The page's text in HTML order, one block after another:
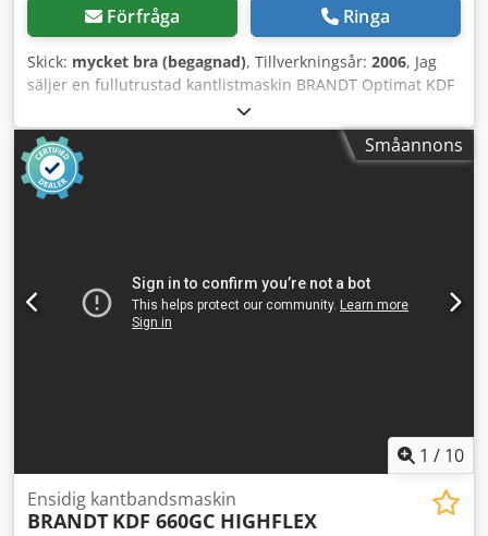
Förfråga Ringa
Skick: mycket bra (begagnad), Tillverkningsår: 2006, Jag
säljer en fullutrustad kantlistmaskin BRANDT Optimat KDF
550 C, tillverkningsår 2006: Utrustning: - Inmatningsanslag,
manuellt justerbart - Fogfräs, manuellt justerbar -
Kantlimning med EVA-lim - Materialpresszon,
servomotordriven justering - Kappsågar, pneumatiskt
justerbara - Radiefräsning upptill och nedtill, manuellt
Styrpanel Power Control PC20+ Arbetshöjd
servomotordriven justering Materialhöjd: 8–50 mm
Kantmaterialtjocklek: 0,4–8,0 mm Matningshastighet: 11
Småannons
1 / 10
Ensidig kantbandsmaskin
BRANDT KDF 660GC HIGHFLEX